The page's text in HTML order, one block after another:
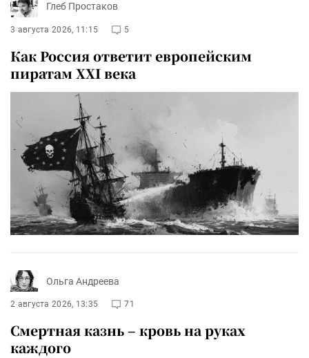
Глеб Простаков
3 августа 2026, 11:15 5
Как Россия ответит европейским
пиратам XXI века
Ольга Андреева
2 августа 2026, 13:35 71
Смертная казнь – кровь на руках
каждого